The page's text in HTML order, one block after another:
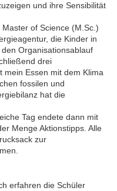
und ihre Sensibilität
of Science (M.Sc.)
die Kinder in
Organisationsablauf
drei
mein Essen mit dem Klima
fossilen und
hat die
Tag endete dann mit
Menge Aktionstipps. Alle
zur
erfahren die Schüler